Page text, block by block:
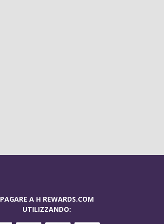
PAGARE A H REWARDS.COM
UTILIZZANDO: